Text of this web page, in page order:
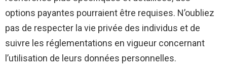
options payantes pourraient être requises. N’oubliez
pas de respecter la vie privée des individus et de
suivre les réglementations en vigueur concernant
l’utilisation de leurs données personnelles.